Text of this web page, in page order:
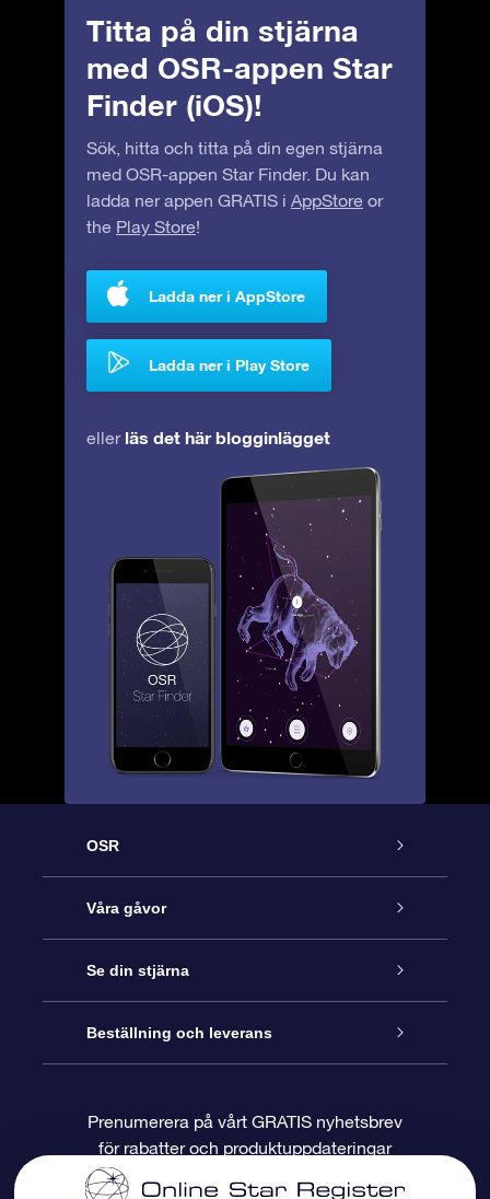
Titta på din stjärna
med OSR-appen Star
Finder (iOS)!
Sök, hitta och titta på din egen stjärna
med OSR-appen Star Finder. Du kan
ladda ner appen GRATIS i AppStore or
the Play Store!
Ladda ner i AppStore
Ladda ner i Play Store
eller läs det här blogginlägget
OSR
Kundtjänst
Kontakta oss
Blogg
Recensioner
Våra gåvor
Online-Stjärngåva
OSR Gåvopaket
OSR Presentkort
Se din stjärna
Stjärnregiste
Personlig Stjärnsida
Beställning och leverans
Betalningsinformation
Prenumerera på vårt GRATIS nyhetsbrev
för rabatter och produktuppdateringar